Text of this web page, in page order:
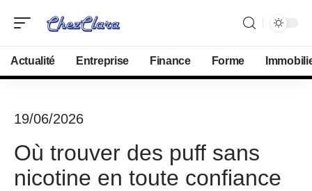
Actualité Entreprise Finance Forme
19/06/2026
Où trouver des puff sans
nicotine en toute confiance